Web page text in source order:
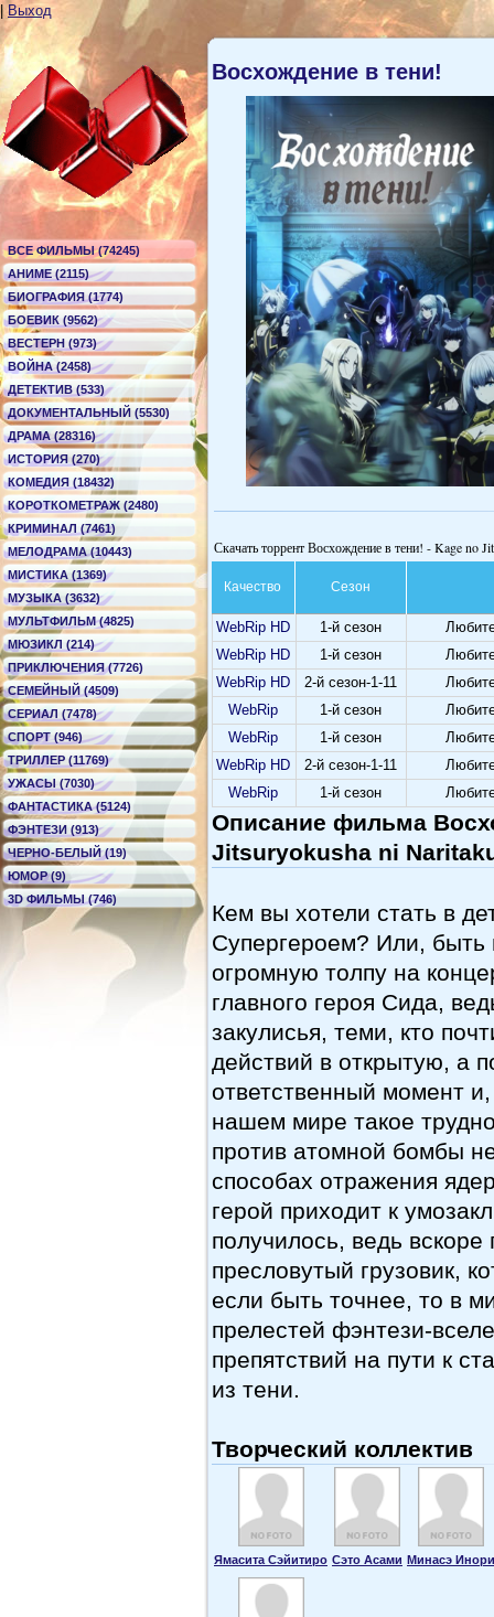
Выход
ВСЕ ФИЛЬМЫ (74245)
АНИМЕ (2115)
БИОГРАФИЯ (1774)
БОЕВИК (9562)
ВЕСТЕРН (973)
ВОЙНА (2458)
ДЕТЕКТИВ (533)
ДОКУМЕНТАЛЬНЫЙ (5530)
ДРАМА (28316)
ИСТОРИЯ (270)
КОМЕДИЯ (18432)
КОРОТКОМЕТРАЖ (2480)
КРИМИНАЛ (7461)
МЕЛОДРАМА (10443)
МИСТИКА (1369)
МУЗЫКА (3632)
МУЛЬТФИЛЬМ (4825)
МЮЗИКЛ (214)
ПРИКЛЮЧЕНИЯ (7726)
СЕМЕЙНЫЙ (4509)
СЕРИАЛ (7478)
СПОРТ (946)
ТРИЛЛЕР (11769)
УЖАСЫ (7030)
ФАНТАСТИКА (5124)
ФЭНТЕЗИ (913)
ЧЕРНО-БЕЛЫЙ (19)
ЮМОР (9)
3D ФИЛЬМЫ (746)
Восхождение в тени!
Скачать торрент Восхождение в тени! - Kage no
Качество Сезон
WebRip HD 1-й сезон
WebRip HD
1-й сезон
WebRip HD
2-й сезон-1-11
WebRip
1-й сезон
WebRip
1-й сезон
WebRip HD
2-й сезон-1-11
WebRip
1-й сезон
Описание фильма
Jitsuryokusha ni
Кем вы хотели стать в
Супергероем? Или,
огромную толпу на
главного героя Сида,
закулисья, теми, кто
действий в открытую, а
ответственный момент
нашем мире такое
против атомной бомбы
способах отражения
герой приходит к
получилось, ведь вскоре
пресловутый грузовик,
если быть точнее, то в
прелестей фэнтези-
препятствий на пути к
из тени.
Творческий коллектив
Ямасита Сэйитиро Сэто Асами Минасэ Инори